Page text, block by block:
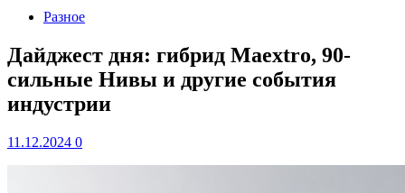
Разное
Дайджест дня: гибрид Maextro, 90-
сильные Нивы и другие события
индустрии
11.12.2024 0